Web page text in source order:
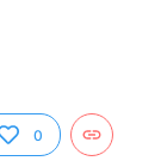
0